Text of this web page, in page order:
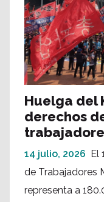
Huelga del
derechos
14 julio, 2026
El
de Trabajadores
representa a